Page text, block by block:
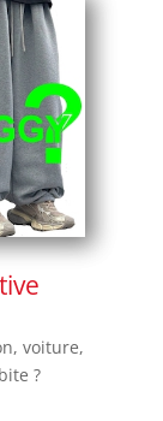
voiture,
?